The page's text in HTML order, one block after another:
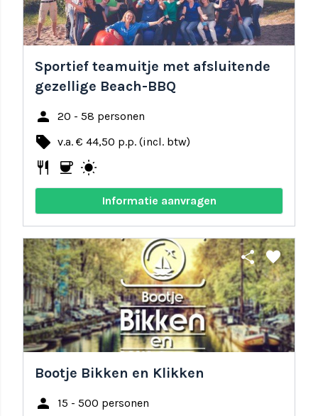
Sportief teamuitje met afsluitende
gezellige Beach-BBQ
person 20 - 58 personen
local_offer v.a. € 44,50 p.p. (incl. btw)
restaurant coffee wb_sunny
Informatie aanvragen
share favorite
Bootje Bikken en Klikken
person 15 - 500 personen